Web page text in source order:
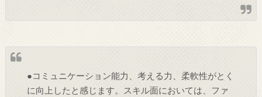
●コミュニケーション能力、考える力、柔軟性がとく
に向上したと感じます。スキル面においては、ファ